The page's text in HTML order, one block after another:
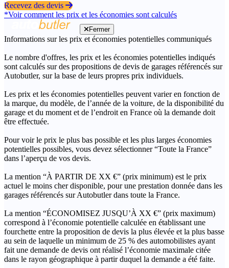
Recevez des devis
*Voir comment les prix et les économies sont calculés
Fermer
Informations sur les prix et économies potentielles communiqués
Le nombre d'offres, les prix et les économies potentielles indiqués
sont calculés sur des propositions de devis de garages référencés sur
Autobutler, sur la base de leurs propres prix individuels.
Les prix et les économies potentielles peuvent varier en fonction de
la marque, du modèle, de l’année de la voiture, de la disponibilité du
garage et du moment et de l’endroit en France où la demande doit
être effectuée.
Pour voir le prix le plus bas possible et les plus larges économies
potentielles possibles, vous devez sélectionner “Toute la France”
dans l’aperçu de vos devis.
La mention “À PARTIR DE XX €” (prix minimum) est le prix
actuel le moins cher disponible, pour une prestation donnée dans les
garages référencés sur Autobutler dans toute la France.
La mention “ÉCONOMISEZ JUSQU’À XX €” (prix maximum)
correspond à l’économie potentielle calculée en établissant une
fourchette entre la proposition de devis la plus élevée et la plus basse
au sein de laquelle un minimum de 25 % des automobilistes ayant
fait une demande de devis ont réalisé l’économie maximale citée
dans le rayon géographique à partir duquel la demande a été faite.